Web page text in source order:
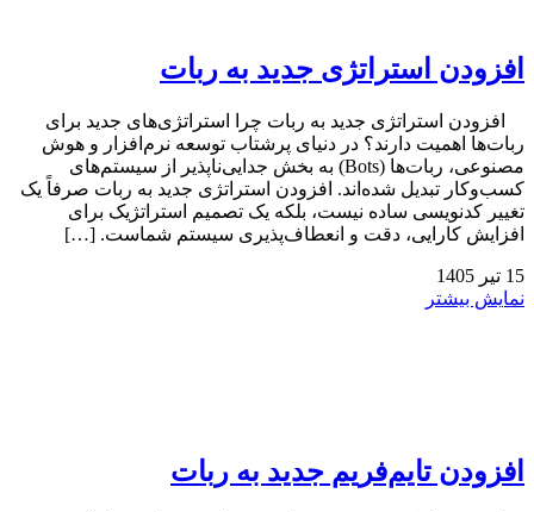
افزودن استراتژی جدید به ربات
افزودن استراتژی جدید به ربات چرا استراتژی‌های جدید برای
ربات‌ها اهمیت دارند؟ در دنیای پرشتاب توسعه نرم‌افزار و هوش
مصنوعی، ربات‌ها (Bots) به بخش جدایی‌ناپذیر از سیستم‌های
کسب‌وکار تبدیل شده‌اند. افزودن استراتژی جدید به ربات صرفاً یک
تغییر کدنویسی ساده نیست، بلکه یک تصمیم استراتژیک برای
افزایش کارایی، دقت و انعطاف‌پذیری سیستم شماست. […]
15 تیر 1405
نمایش بیشتر
افزودن تایم‌فریم جدید به ربات